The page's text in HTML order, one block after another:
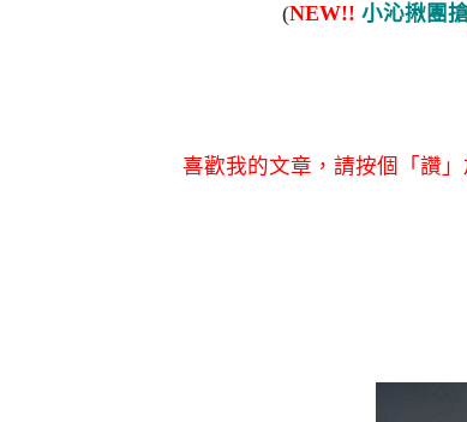
(NEW!! 小沁揪團
喜歡我的文章，請按個「讚